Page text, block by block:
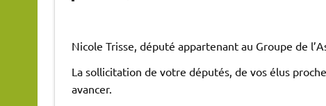
Nicole Trisse, député appartenant au Groupe de
La sollicitation de votre députés, de vos élus
avancer.